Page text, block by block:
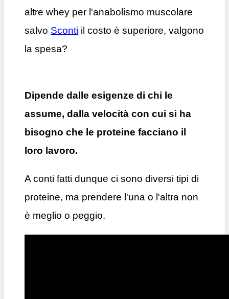
altre whey per l'anabolismo muscolare
salvo Sconti il costo è superiore, valgono
la spesa?
Dipende dalle esigenze di chi le
assume, dalla velocità con cui si ha
bisogno che le proteine facciano il
loro lavoro.
A conti fatti dunque ci sono diversi tipi di
proteine, ma prendere l'una o l'altra non
è meglio o peggio.